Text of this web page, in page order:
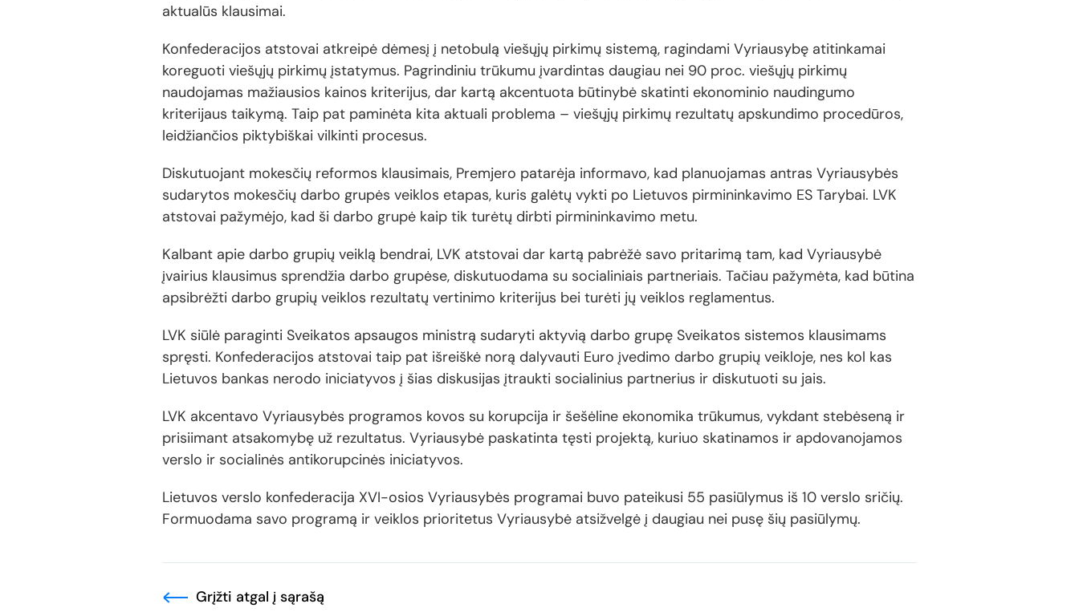
aktualūs klausimai.
Konfederacijos atstovai atkreipė dėmesį į netobulą viešųjų pirkimų sistemą, ragindami Vyriausybę atitinkamai
koreguoti viešųjų pirkimų įstatymus. Pagrindiniu trūkumu įvardintas daugiau nei 90 proc. viešųjų pirkimų
naudojamas mažiausios kainos kriterijus, dar kartą akcentuota būtinybė skatinti ekonominio naudingumo
kriterijaus taikymą. Taip pat paminėta kita aktuali problema – viešųjų pirkimų rezultatų apskundimo procedūros,
leidžiančios piktybiškai vilkinti procesus.
Diskutuojant mokesčių reformos klausimais, Premjero patarėja informavo, kad planuojamas antras Vyriausybės
sudarytos mokesčių darbo grupės veiklos etapas, kuris galėtų vykti po Lietuvos pirmininkavimo ES Tarybai. LVK
atstovai pažymėjo, kad ši darbo grupė kaip tik turėtų dirbti pirmininkavimo metu.
Kalbant apie darbo grupių veiklą bendrai, LVK atstovai dar kartą pabrėžė savo pritarimą tam, kad Vyriausybė
įvairius klausimus sprendžia darbo grupėse, diskutuodama su socialiniais partneriais. Tačiau pažymėta, kad būtina
apsibrėžti darbo grupių veiklos rezultatų vertinimo kriterijus bei turėti jų veiklos reglamentus.
LVK siūlė paraginti Sveikatos apsaugos ministrą sudaryti aktyvią darbo grupę Sveikatos sistemos klausimams
spręsti. Konfederacijos atstovai taip pat išreiškė norą dalyvauti Euro įvedimo darbo grupių veikloje, nes kol kas
Lietuvos bankas nerodo iniciatyvos į šias diskusijas įtraukti socialinius partnerius ir diskutuoti su jais.
LVK akcentavo Vyriausybės programos kovos su korupcija ir šešėline ekonomika trūkumus, vykdant stebėseną ir
prisiimant atsakomybę už rezultatus. Vyriausybė paskatinta tęsti projektą, kuriuo skatinamos ir apdovanojamos
verslo ir socialinės antikorupcinės iniciatyvos.
Lietuvos verslo konfederacija XVI-osios Vyriausybės programai buvo pateikusi 55 pasiūlymus iš 10 verslo sričių.
Formuodama savo programą ir veiklos prioritetus Vyriausybė atsižvelgė į daugiau nei pusę šių pasiūlymų.
Grįžti atgal į sąrašą